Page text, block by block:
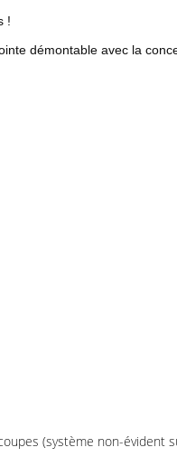
!
démontable avec la
(système non-évident